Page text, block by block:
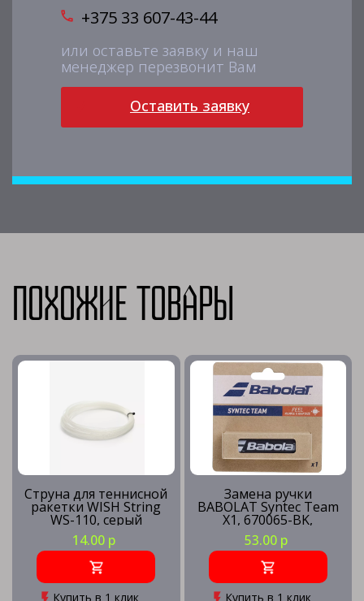
+375 33 607-43-44
или оставьте заявку и наш
менеджер перезвонит Вам
Оставить заявку
Похожие товары
Струна для теннисной
ракетки WISH String
WS-110, серый
14.00 р
Купить в 1 клик
Замена ручки
BABOLAT Syntec Team
X1, 670065-BK,
толщина 1.5 мм,
черный
53.00 р
Купить в 1 клик